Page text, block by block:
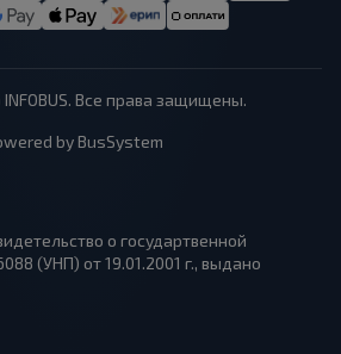
Все права защищены.
by BusSystem
о государтвенной
(УНП) от 19.01.2001 г., выдано